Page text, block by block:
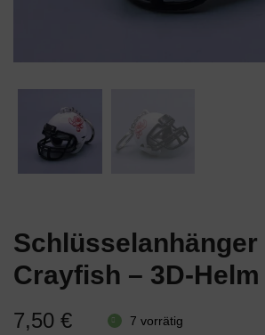
Crayfish – 3D-Helm
7,50 € 7 vorrätig